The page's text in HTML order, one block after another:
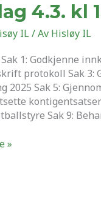
4.3. kl
IL/ Av Hisløy IL
1: Godkjenne
protokoll Sak 3:
2025 Sak 5:
Sak 9:
»